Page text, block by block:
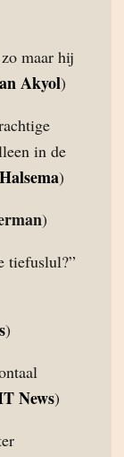
maar hij
Akyol)
in de
)
)
tiefuslul?”
)
News)